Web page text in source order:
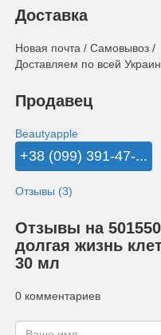
Доставка
Новая почта / Самовывоз /
Доставляем по всей
Продавец
Beautyapple
+38 (099) 391-47-...
Отзывы (3)
Отзывы на
долгая жизнь
30 мл
0 комментариев